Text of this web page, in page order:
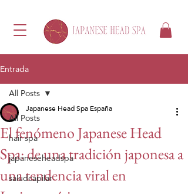
Entrada
All Posts
hair spa
japaneseheadspa
saludcapilar
All Posts
El fenómeno Japanese Head
Spa: de una tradición japonesa a
una tendencia viral en
Japanese Head Spa España